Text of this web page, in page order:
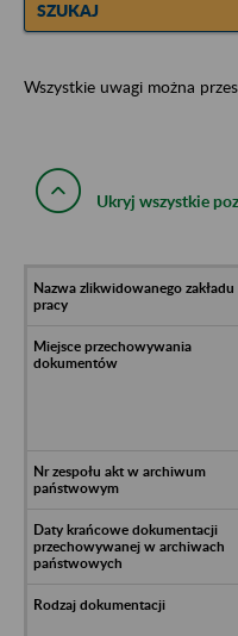
SZUKAJ
Wszystkie uwagi można
Ukryj wszystkie